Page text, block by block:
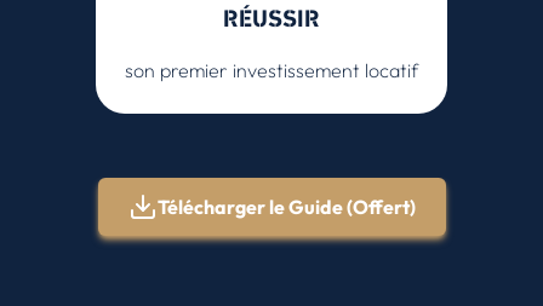
RÉUSSIR
son premier investissement locatif
Télécharger le Guide (Offert)